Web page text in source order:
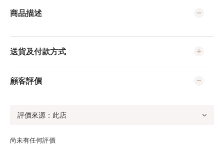
商品描述
送貨及付款方式
顧客評價
尚未有任何評價